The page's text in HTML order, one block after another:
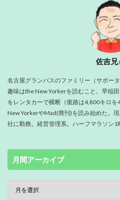
佐吉兄
名古屋グランパスのファミリー（サポー
趣味はthe New Yorkerを読むこと。早稲
をレンタカーで横断（復路は4,800キロ
New YorkerやMad(廃刊)を読み始めた。
社に勤務。経営管理系。ハーフマラソン1
月間アーカイブ